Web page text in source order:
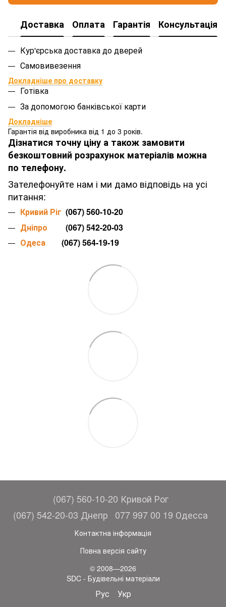
Доставка Оплата Гарантія Консультація
Кур'єрська доставка до дверей
Самовивезення
Докладніше про доставку
Готівка
За допомогою банківської карти
Докладніше
Гарантія від виробника від 1 до 3 років.
Дізнатися точну ціну а також замовити
безкоштовний розрахунок матеріалів можна
по телефону.
Зателефонуйте нам і ми дамо відповідь на усі
питання:
Кривий Ріг (067) 560-10-20
Дніпро (067) 542-20-03
Одеса (067) 564-19-19
(067) 560-10-20 Кривой Рог
(067) 542-20-03 Днепр
077 997 00 19 Одесса
Контактна інформація
Повна версія сайту
© 2008—2026
SDC - Будівельні матеріали
Рус Укр